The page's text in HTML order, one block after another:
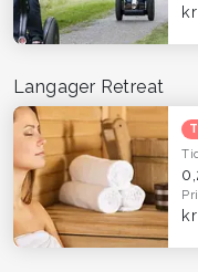
Langager Retreat